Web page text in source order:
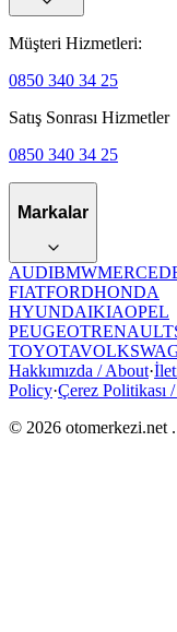
Müşteri Hizmetleri:
0850 340 34 25
Satış Sonrası Hizmetler
0850 340 34 25
Markalar
AUDIBMW
FIATFORDHONDA
HYUNDAIKIAOPEL
PEUGEOTRENAULT
TOYOTA
Hakkımızda / About·
Policy·Çerez Politikası
© 2026 otomerkezi.net